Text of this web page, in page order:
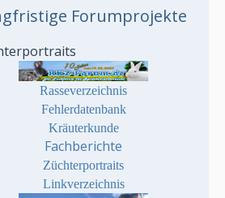
Forumprojekte
Rasseverzeichnis
Fehlerdatenbank
Kräuterkunde
Fachberichte
Züchterportraits
Linkverzeichnis